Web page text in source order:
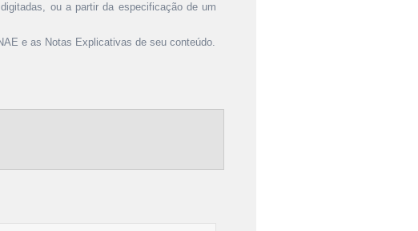
ou a partir da especificação de um
e as Notas Explicativas de seu conteúdo.